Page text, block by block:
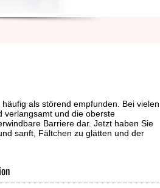
als störend empfunden. Bei vielen
verlangsamt und die oberste
Barriere dar. Jetzt haben Sie
sanft, Fältchen zu glätten und der